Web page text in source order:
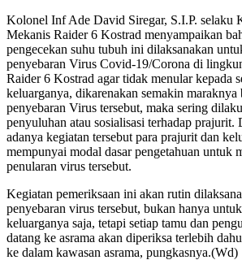
Kolonel Inf Ade David Siregar, S.I.P. selaku
Mekanis Raider 6 Kostrad menyampaikan
pengecekan suhu tubuh ini dilaksanakan
penyebaran Virus Covid-19/Corona di
Raider 6 Kostrad agar tidak menular kepada
keluarganya, dikarenakan semakin maraknya
penyebaran Virus tersebut, maka sering
penyuluhan atau sosialisasi terhadap prajurit.
adanya kegiatan tersebut para prajurit dan
mempunyai modal dasar pengetahuan untuk
penularan virus tersebut.
Kegiatan pemeriksaan ini akan rutin
penyebaran virus tersebut, bukan hanya
keluarganya saja, tetapi setiap tamu dan
datang ke asrama akan diperiksa terlebih
ke dalam kawasan asrama, pungkasnya.(Wd)